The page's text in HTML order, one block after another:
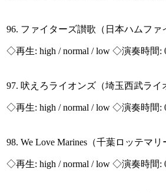
96. ファイターズ讃歌（日本ハムフ
◇再生: high / normal / low ◇演奏時間:
97. 吠えろライオンズ（埼玉西武ラ
◇再生: high / normal / low ◇演奏時間:
98. We Love Marines（千葉ロッテ
◇再生: high / normal / low ◇演奏時間: